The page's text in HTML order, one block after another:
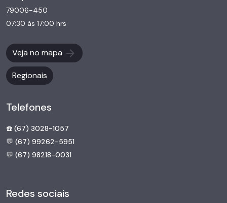
79006-450
07:30 às 17:00 hrs
Veja no mapa
Regionais
Telefones
☎️ (67) 3028-1057
💬 (67) 99262-5951
💬 (67) 98218-0031
Redes sociais